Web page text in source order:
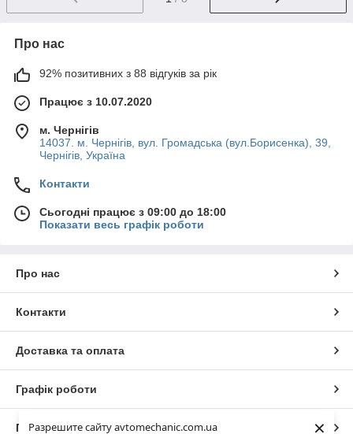
Разрешите сайту avtomechanic.com.ua ×
Про нас
92% позитивних з 88 відгуків за рік
Працює з 10.07.2020
м. Чернігів
14037. м. Чернігів, вул. Громадська (вул.Борисенка), 39,
Чернігів, Україна
Контакти
Сьогодні працює з 09:00 до 18:00
Показати весь графік роботи
Про нас
Контакти
Доставка та оплата
Графік роботи
Повна версія сайту